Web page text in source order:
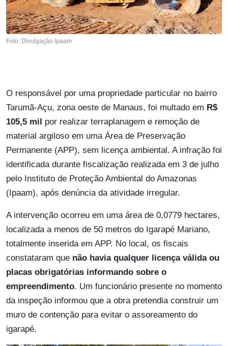
Foto: Divulgação Ipaam
O responsável por uma propriedade particular no bairro
Tarumã-Açu, zona oeste de Manaus, foi multado em R$
105,5 mil
por realizar terraplanagem e remoção de
material argiloso em uma Área de Preservação
Permanente (APP), sem licença ambiental. A infração foi
identificada durante fiscalização realizada em 3 de julho
pelo Instituto de Proteção Ambiental do Amazonas
(Ipaam), após denúncia da atividade irregular.
A intervenção ocorreu em uma área de 0,0779 hectares,
localizada a menos de 50 metros do Igarapé Mariano,
totalmente inserida em APP. No local, os fiscais
constataram que não havia qualquer licença válida ou
placas obrigatórias informando sobre o
empreendimento. Um funcionário presente no momento
da inspeção informou que a obra pretendia construir um
muro de contenção para evitar o assoreamento do
igarapé.